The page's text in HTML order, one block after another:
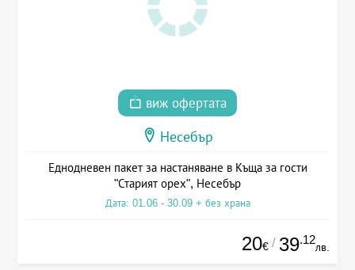
виж офертата
Несебър
Еднодневен пакет за настаняване в Къща за гости
"Старият орех", Несебър
Дата: 01.06 - 30.09 + без храна
20€ / 39.12
лв.